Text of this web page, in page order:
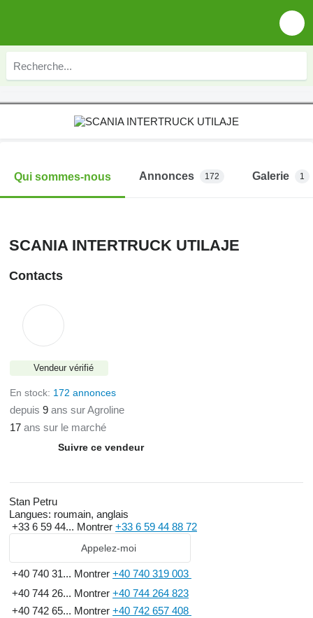
Qui sommes-nous Annonces 172 Galerie 1
SCANIA INTERTRUCK UTILAJE
Contacts
Vendeur vérifié
En stock: 172 annonces
depuis 9 ans sur Agroline
17 ans sur le marché
Suivre ce vendeur
Stan Petru
Langues: roumain, anglais
+33 6 59 44... Montrer +33 6 59 44 88 72
Appelez-moi
+40 740 31... Montrer +40 740 319 003
+40 744 26... Montrer +40 744 264 823
+40 742 65... Montrer +40 742 657 408